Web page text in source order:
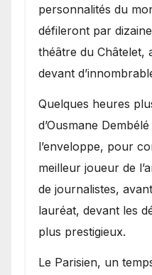
personnalités du
défileront par
théâtre du Châtelet,
devant
Quelques heures
d’Ousmane
l’enveloppe, pour
meilleur joueur de
de journalistes,
lauréat, devant les
plus prestigieux.
Le Parisien, un